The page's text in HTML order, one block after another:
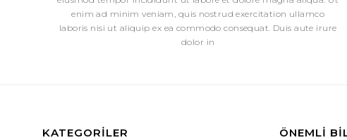
enim ad minim veniam, quis nostrud exercitation ullamco
laboris nisi ut aliquip ex ea commodo consequat. Duis aute irure
dolor in
KATEGORILER ÖNEMLI